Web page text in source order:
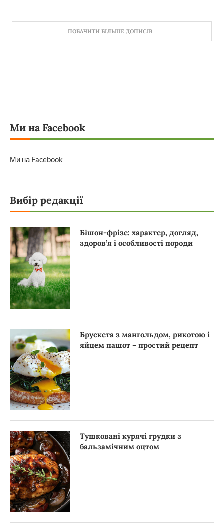
ПОБАЧИТИ БІЛЬШЕ ДОПИСІВ
Ми на Facebook
Ми на Facebook
Вибір редакції
Бішон-фрізе: характер, догляд,
здоров’я і особливості породи
Брускета з мангольдом, рикотою і
яйцем пашот – простий рецепт
Тушковані курячі грудки з
бальзамічним оцтом